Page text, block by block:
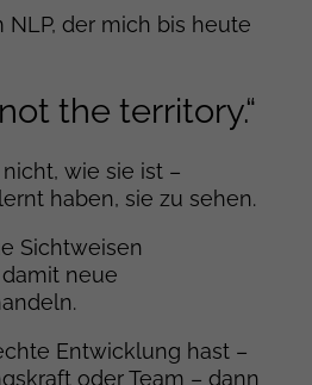
NLP, der mich bis heute
the territory.“
wie sie ist –
haben, sie zu sehen.
Sichtweisen
neue
Entwicklung hast –
oder Team – dann